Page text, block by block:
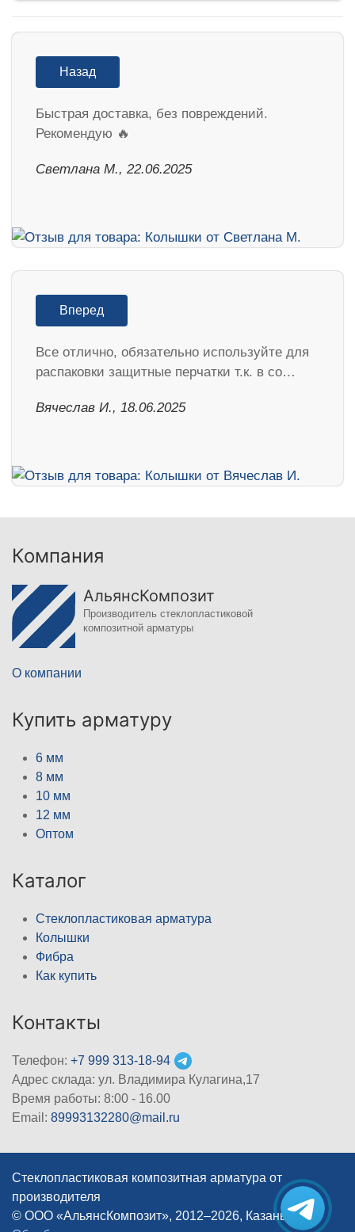
Назад
Быстрая доставка, без повреждений.
Рекомендую 🔥
Светлана М., 22.06.2025
Вперед
Все отлично, обязательно используйте для
распаковки защитные перчатки т.к. в со…
Вячеслав И., 18.06.2025
Компания
АльянсКомпозит
Производитель стеклопластиковой
композитной арматуры
О компании
Купить арматуру
6 мм
8 мм
10 мм
12 мм
Оптом
Каталог
Стеклопластиковая арматура
Колышки
Фибра
Как купить
Контакты
Телефон: +7 999 313-18-94
Адрес склада: ул. Владимира Кулагина,17
Время работы: 8:00 - 16.00
Email: 89993132280@mail.ru
Стеклопластиковая композитная арматура от
производителя
© ООО «АльянсКомпозит», 2012–2026, Казань
|